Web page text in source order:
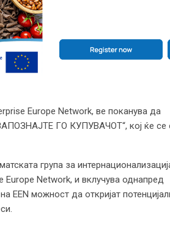
Europe Network, ве поканува да
ЗАПОЗНАЈТЕ ГО КУПУВАЧОТ“, кој ќе
група за
Europe Network, и вклучува однапред
EEN можност да откријат